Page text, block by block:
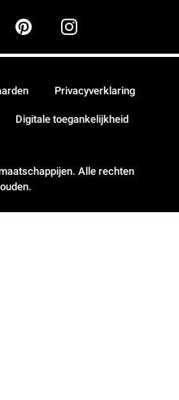
Alle rechten
Privacyverklaring
Digitale toegankelijkheid